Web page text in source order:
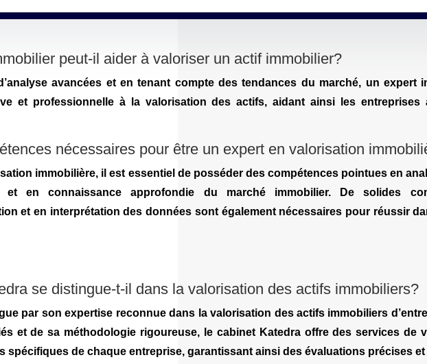
peut-il aider à valoriser un actif immobilier?
avancées et en tenant compte des tendances du marché, un expert
et professionnelle à la valorisation des actifs, aidant ainsi les entreprises
nécessaires pour être un expert en valorisation
immobilière, il est essentiel de posséder des compétences pointues en
et en connaissance approfondie du marché immobilier. De solides
et en interprétation des données sont également nécessaires pour réussir
se distingue-t-il dans la valorisation des actifs immobiliers?
par son expertise reconnue dans la valorisation des actifs immobiliers
et de sa méthodologie rigoureuse, le cabinet Katedra offre des services de
spécifiques de chaque entreprise, garantissant ainsi des évaluations précises et